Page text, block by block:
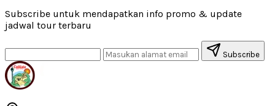
Subscribe untuk mendapatkan info promo & update
jadwal tour terbaru
Subscribe